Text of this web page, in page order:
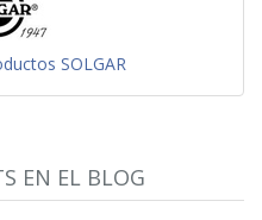
SOLGAR
EN EL BLOG